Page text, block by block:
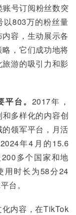
号订阅粉丝数突
以803万的粉丝量
容，生动展示各
，它们成功地将
游的吸引力和影
台。 2017年，
多样化的内容创
领军平台，月活
年4月的15.6
多个国家和地
用时长为58分24
台。
内容，在TikTok